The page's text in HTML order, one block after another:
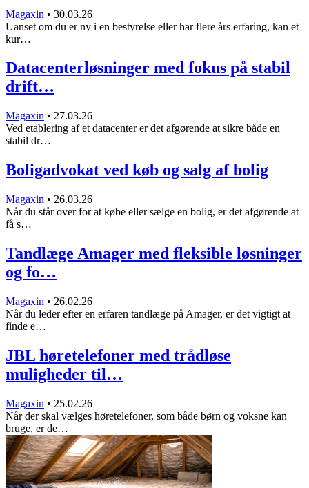
Magaxin • 30.03.26
Uanset om du er ny i en bestyrelse eller har flere års erfaring, kan et
kur…
Datacenterløsninger med fokus på stabil
drift…
Magaxin • 27.03.26
Ved etablering af et datacenter er det afgørende at sikre både en
stabil dr…
Boligadvokat ved køb og salg af bolig
Magaxin • 26.03.26
Når du står over for at købe eller sælge en bolig, er det afgørende at
få s…
Tandlæge Amager med fleksible løsninger
og fo…
Magaxin • 26.02.26
Når du leder efter en erfaren tandlæge på Amager, er det vigtigt at
finde e…
JBL høretelefoner med trådløse
muligheder til…
Magaxin • 25.02.26
Når der skal vælges høretelefoner, som både børn og voksne kan
bruge, er de…